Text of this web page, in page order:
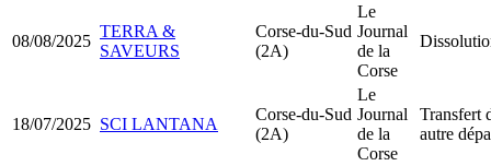
08/08/2025
TERRA &
SAVEURS
Corse-du-Sud
(2A)
Le
Journal
de la
Corse
18/07/2025 SCI LANTANA
Corse-du-Sud
(2A)
Le
Journal
de la
Corse
Transfert
autre